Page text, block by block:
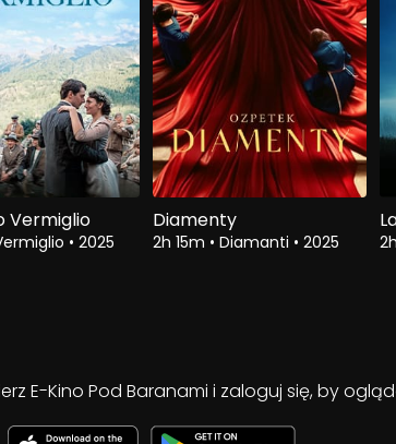
Vermiglio
• 2025
Diamenty
2h 15m • Diamanti • 2025
E-Kino Pod Baranami i zaloguj się, by